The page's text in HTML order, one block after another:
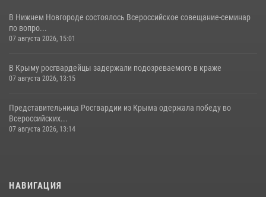
В Нижнем Новгороде состоялось Всероссийское совещание-семинар
по вопро...
07 августа 2026, 15:01
В Крыму росгвардейцы задержали подозреваемого в краже
07 августа 2026, 13:15
Представительница Росгвардии из Крыма одержала победу во
Всероссийских...
07 августа 2026, 13:14
НАВИГАЦИЯ